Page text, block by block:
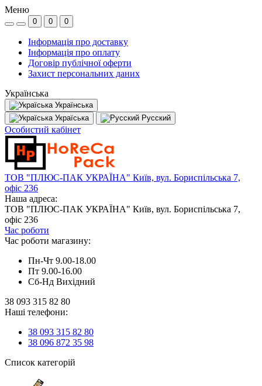
Меню
0 0 0
Інформація про доставку
Інформація про оплату
Договір публічної оферти
Захист персональних даних
Українська
Українська
Україська
Русский
Особистий кабінет
ТОВ "ПЛЮС-ПАК УКРАЇНА" Київ, вул. Бориспільська 7,
офіс 236
Наша адреса:
ТОВ "ПЛЮС-ПАК УКРАЇНА" Київ, вул. Бориспільська 7,
офіс 236
Час роботи
Час роботи магазину:
Пн-Чт 9.00-18.00
Пт 9.00-16.00
Сб-Нд Вихідний
38 093 315 82 80
Наші телефони:
38 093 315 82 80
38 096 872 35 98
Список категорій